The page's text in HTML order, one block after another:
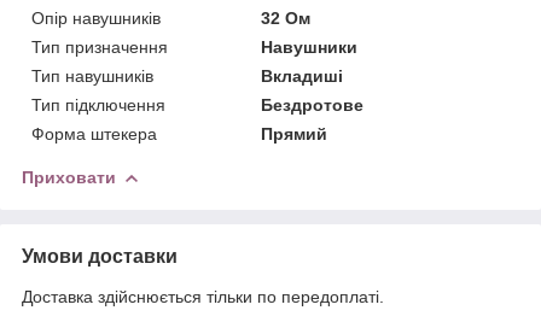
Опір навушників
32 Ом
Тип призначення
Навушники
Тип навушників
Вкладиші
Тип підключення
Бездротове
Форма штекера
Прямий
Приховати
Умови доставки
Доставка здійснюється тільки по передоплаті.